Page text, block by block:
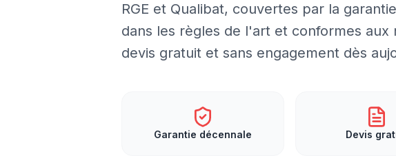
RGE et Qualibat, couvertes par la
dans les règles de l'art et conformes aux
devis gratuit et sans engagement dès
Garantie décennale Devis